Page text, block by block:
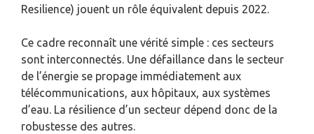
Resilience) jouent un rôle équivalent depuis 2022.
Ce cadre reconnaît une vérité simple : ces secteurs
sont interconnectés. Une défaillance dans le secteur
de l’énergie se propage immédiatement aux
télécommunications, aux hôpitaux, aux systèmes
d’eau. La résilience d’un secteur dépend donc de la
robustesse des autres.